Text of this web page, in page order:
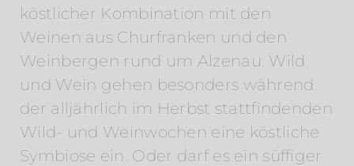
köstlicher Kombination mit den
Weinen aus Churfranken und den
Weinbergen rund um Alzenau. Wild
und Wein gehen besonders während
der alljährlich im Herbst stattfindenden
Wild- und Weinwochen eine köstliche
Symbiose ein. Oder darf es ein süffiger